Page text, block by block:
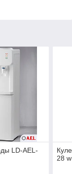
LD-AEL-
28